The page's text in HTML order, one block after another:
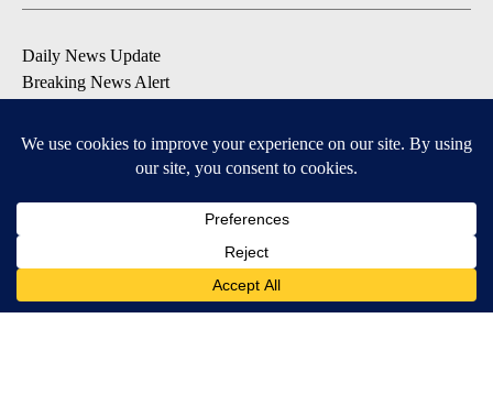
Daily News Update
Breaking News Alert
Severe Weather Alert
Contests and Promotions
DOWNLOAD OUR APPS
Available for iOS and Android